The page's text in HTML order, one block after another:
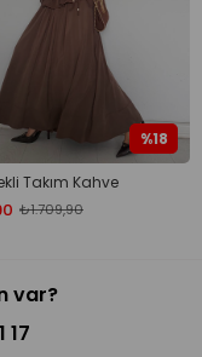
Takım Kahve
₺1.709,90
%18
var?
17